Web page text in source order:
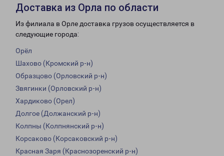
Доставка из Орла по области
Из филиала в Орле доставка грузов осуществляется в
следующие города:
Орёл
Шахово (Кромский р-н)
Образцово (Орловский р-н)
Звягинки (Орловский р-н)
Хардиково (Орел)
Долгое (Должанский р-н)
Колпны (Колпнянский р-н)
Корсаково (Корсаковский р-н)
Красная Заря (Краснозоренский р-н)